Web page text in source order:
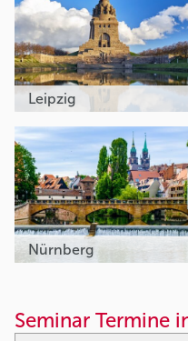
Leipzig
Nürnberg
Seminar Termine